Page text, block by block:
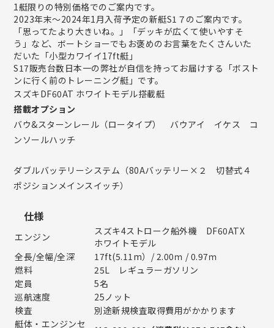
1艇限りの特別価格でのご案内です。
2023年末～2024年1月入荷予定の新艇S1７のご案内です。
「思ってたより大きいね。」「デッキが広くて使いやすそ
う」など、ボートショーでもお褒めのお言葉をたくさんいた
だいた「小型カワイイ17ft艇」
S17販売台数日本一の弊社が自信を持ってお届けする「ボスト
ンに行く前のトレーニング艇」です。
スズキDF60AT ホワイトモデル搭載艇
搭載オプション
バウ&スターンレール（ロータイプ） バウアイ イケス コ
ンソールハッチ
ダブルバッテリーシステム（80Aバッテリー×２ 切替式４
ポジションメインスイッチ）
仕様
エンジン
スズキ4ストローク船外機 DF60ATX
ホワイトモデル
全長/全幅/全深
17ft(5.11m）/ 2.00ｍ / 0.97ｍ
燃料
25L レギュラーガソリン
定員
5名
巡航速度
25ノット
検査
別途新規検査取得費用がかかります
艇体・エンジンセ